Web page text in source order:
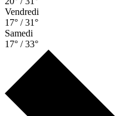
Vendredi
17° / 31°
Samedi
17° / 33°